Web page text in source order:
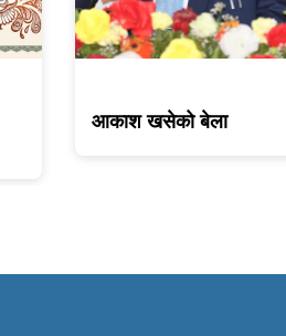
आकाश खसेको बेला